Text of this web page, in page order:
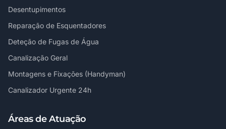
Desentupimentos
Reparação de Esquentadores
Deteção de Fugas de Água
Canalização Geral
Montagens e Fixações (Handyman)
Canalizador Urgente 24h
Áreas de Atuação